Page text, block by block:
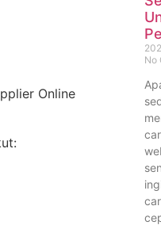
Online
No